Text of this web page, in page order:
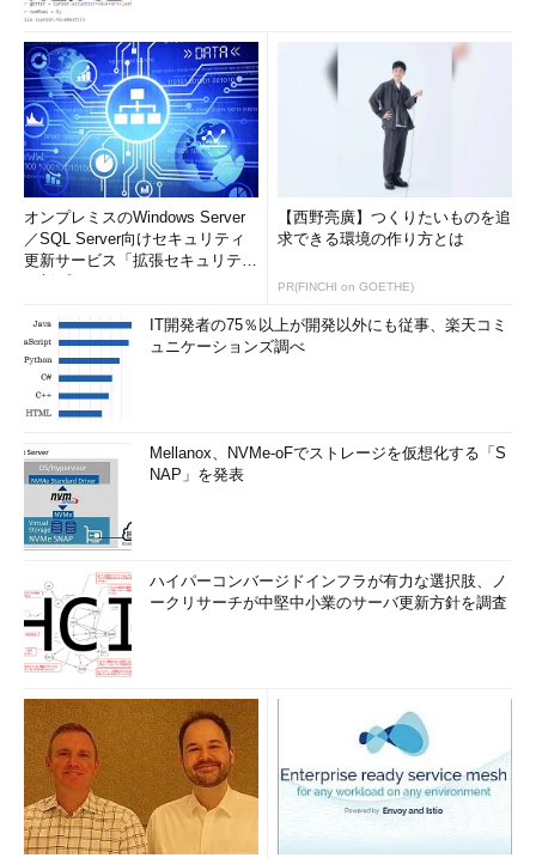
Windows Server 2012では3種類のインストール形態が選択できる。一番右の
「デスクトップ・エクスペリエンス」は、フルインストールに加えてさらに追加
できる機能の1つ。Windows 8のデスクトップ・テーマのような機能を追加でき
る。
「デスクトップ・エクスペリエンス
」機能は、フルインストー
ルの機能に加えて、Windows 8のテーマやWindowsストア・アプ
リ・サポートなどの機能を追加するものである。Windows
Server 2012ではこれらはデフォルトではインストールされてい
ないが、必要に応じて追加できる。
Server Coreのインストール
それではServer Coreをインストールしてみよう。
場合と変わらない。基本的にはインストール用のメディアでシス
テムを起動し、インストールの最初の画面でインストール形態を
選択するだけである。
インストール形態の選択
オンプレミスのWindows Server
／SQL Server向けセキュリティ
更新サービス「拡張セキュリティ
【西野亮廣】つくりたいものを追
求できる環境の作り方とは
PR(FINCHI on GOETHE)
IT開発者の75％以上が開発以外にも従事、楽天コミ
ュニケーションズ調べ
Mellanox、NVMe-oFでストレージを仮想化する「S
NAP」を発表
ハイパーコンバージドインフラが有力な選択肢、ノ
ークリサーチが中堅中小業のサーバ更新方針を調査